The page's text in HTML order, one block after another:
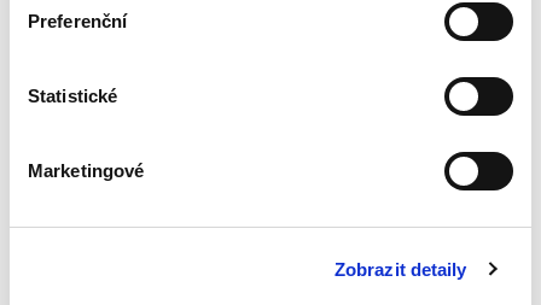
Preferenční
Statistické
Marketingové
Zobrazit detaily
David Svoboda
právních uspořádání – zejména svěřenských
fondů z pohledu orgánů činných v trestním